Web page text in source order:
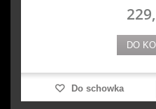
DO
Do schowka